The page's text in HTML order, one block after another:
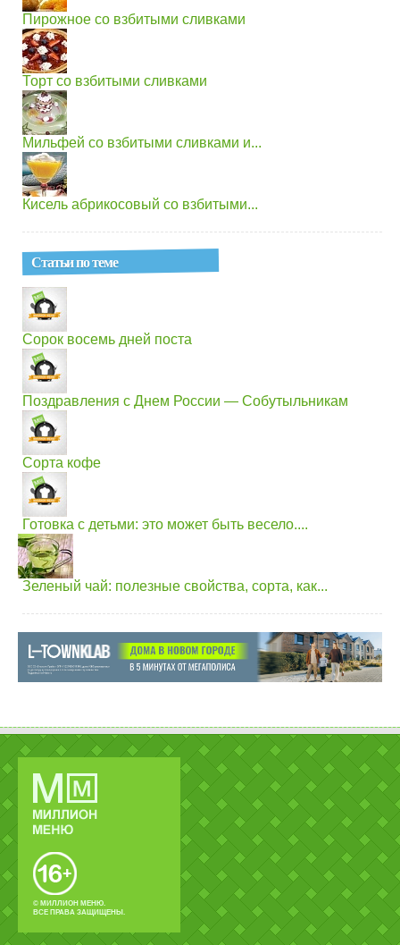
Пирожное со взбитыми сливками
Торт со взбитыми сливками
Мильфей со взбитыми сливками и...
Кисель абрикосовый со взбитыми...
Статьи по теме
Сорок восемь дней поста
Поздравления с Днем России — Собутыльникам
Сорта кофе
Готовка с детьми: это может быть весело....
Зеленый чай: полезные свойства, сорта, как...
© МИЛЛИОН МЕНЮ.
ВСЕ ПРАВА ЗАЩИЩЕНЫ.